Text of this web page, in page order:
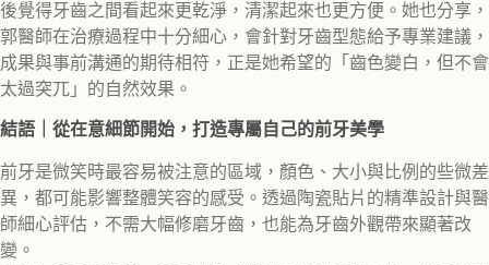
後覺得牙齒之間看起來更乾淨，清潔起來也更方便。她也分享，
郭醫師在治療過程中十分細心，會針對牙齒型態給予專業建議，
成果與事前溝通的期待相符，正是她希望的「齒色變白，但不會
太過突兀」的自然效果。
結語｜從在意細節開始，打造專屬自己的前牙美學
前牙是微笑時最容易被注意的區域，顏色、大小與比例的些微差
異，都可能影響整體笑容的感受。透過陶瓷貼片的精準設計與醫
師細心評估，不需大幅修磨牙齒，也能為牙齒外觀帶來顯著改
變。